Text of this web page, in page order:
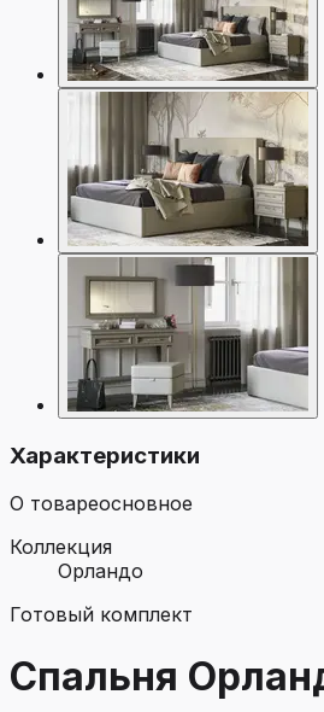
Характеристики
О товареосновное
Коллекция
Орландо
Готовый комплект
Спальня